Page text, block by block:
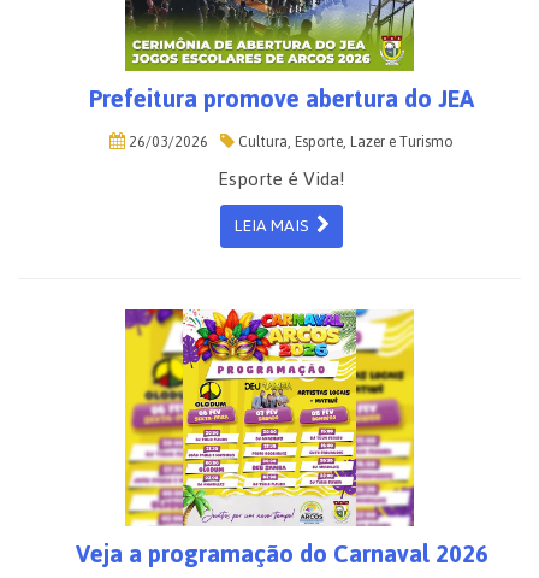
Prefeitura promove abertura do JEA
26/03/2026 Cultura, Esporte, Lazer e Turismo
Esporte é Vida!
LEIA MAIS
Veja a programação do Carnaval 2026